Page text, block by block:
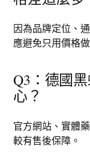
因為品牌定位、
應避免只用價格
Q3：德國
心？
官方網站、實體
較有售後保障。